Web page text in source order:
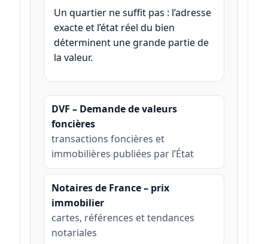
Un quartier ne suffit pas : l’adresse
exacte et l’état réel du bien
déterminent une grande partie de
la valeur.
DVF – Demande de valeurs
foncières
transactions foncières et
immobilières publiées par l’État
Notaires de France – prix
immobilier
cartes, références et tendances
notariales